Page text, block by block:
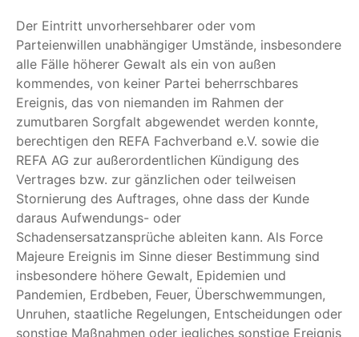
Der Eintritt unvorhersehbarer oder vom
Parteienwillen unabhängiger Umstände, insbesondere
alle Fälle höherer Gewalt als ein von außen
kommendes, von keiner Partei beherrschbares
Ereignis, das von niemanden im Rahmen der
zumutbaren Sorgfalt abgewendet werden konnte,
berechtigen den REFA Fachverband e.V. sowie die
REFA AG zur außerordentlichen Kündigung des
Vertrages bzw. zur gänzlichen oder teilweisen
Stornierung des Auftrages, ohne dass der Kunde
daraus Aufwendungs- oder
Schadensersatzansprüche ableiten kann. Als Force
Majeure Ereignis im Sinne dieser Bestimmung sind
insbesondere höhere Gewalt, Epidemien und
Pandemien, Erdbeben, Feuer, Überschwemmungen,
Unruhen, staatliche Regelungen, Entscheidungen oder
sonstige Maßnahmen oder jegliches sonstige Ereignis